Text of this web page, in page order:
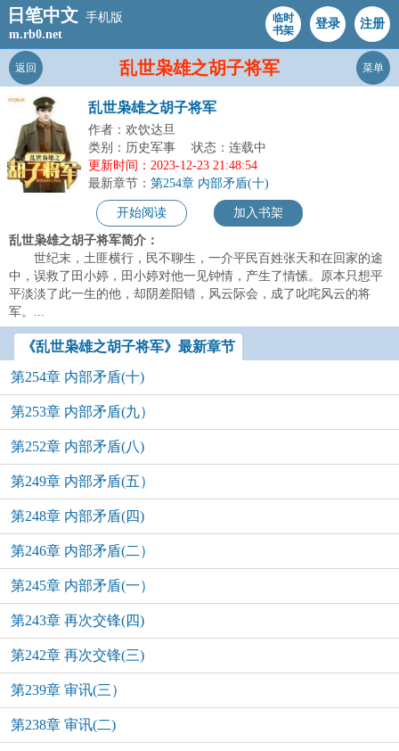
日笔中文 手机版
m.rb0.net
临时
书架
登录 注册
乱世枭雄之胡子将军
返回 菜单
乱世枭雄之胡子将军
作者：欢饮达旦
类别：历史军事
状态：连载中
更新时间：2023-12-23 21:48:54
最新章节： 第254章 内部矛盾(十)
开始阅读 加入书架
乱世枭雄之胡子将军简介：
世纪末，土匪横行，民不聊生，一介平民百姓张天和在回家的途
中，误救了田小婷，田小婷对他一见钟情，产生了情愫。原本只想平
平淡淡了此一生的他，却阴差阳错，风云际会，成了叱咤风云的将
军。...
《乱世枭雄之胡子将军》最新章节
第254章 内部矛盾(十)
第253章 内部矛盾(九）
第252章 内部矛盾(八)
第249章 内部矛盾(五）
第248章 内部矛盾(四)
第246章 内部矛盾(二）
第245章 内部矛盾(一）
第243章 再次交锋(四)
第242章 再次交锋(三)
第239章 审讯(三）
第238章 审讯(二)